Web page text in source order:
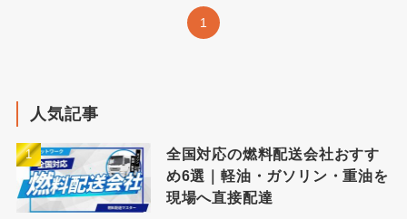
1
人気記事
全国対応の燃料配送会社おすす
め6選｜軽油・ガソリン・重油を
現場へ直接配達